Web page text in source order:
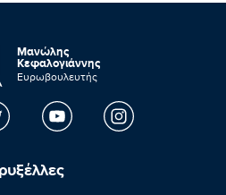
Μανώλης
Κεφαλογιάννης
Ευρωβουλευτής